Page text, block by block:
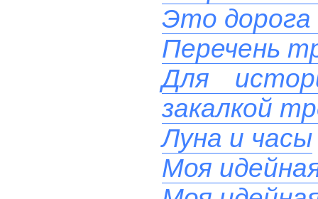
Это дорога
Перечень
Для
закалкой
Луна и часы
Моя